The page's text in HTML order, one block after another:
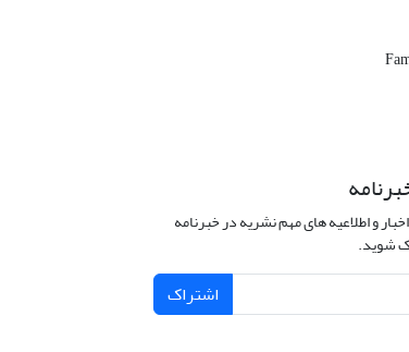
و اطلاعیه های مهم نشریه در خبرنامه
شوید.
اشتراک